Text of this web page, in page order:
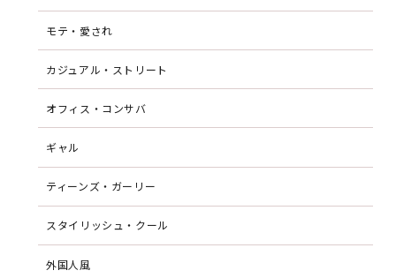
モテ・愛され
カジュアル・ストリート
オフィス・コンサバ
ギャル
ティーンズ・ガーリー
スタイリッシュ・クール
外国人風